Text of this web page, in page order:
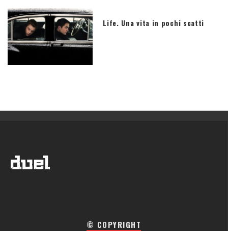
Life. Una vita in pochi scatti
© COPYRIGHT